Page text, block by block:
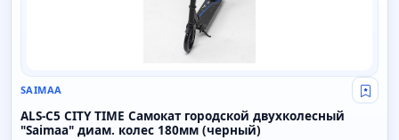
SAIMAA Свой
ALS-C5 CITY TIME Самокат городской двухколесный
"Saimaa" диам. колес 180мм (черный)